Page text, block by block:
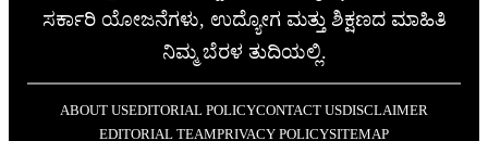
ಸರ್ಕಾರಿ ಯೋಜನೆಗಳು, ಉದ್ಯೋಗ ಮತ್ತು ಶಿಕ್ಷಣದ ಮಾಹಿತಿ
ನಿಮ್ಮ ಬೆರಳ ತುದಿಯಲ್ಲಿ.
ABOUT USEDITORIAL POLICYCONTACT USDISCLAIMER
EDITORIAL TEAMPRIVACY POLICYSITEMAP